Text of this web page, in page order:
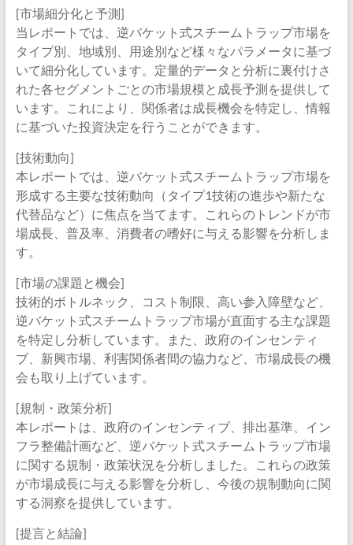
[市場細分化と予測]
当レポートでは、逆バケット式スチームトラップ市場を
タイプ別、地域別、用途別など様々なパラメータに基づ
いて細分化しています。定量的データと分析に裏付けさ
れた各セグメントごとの市場規模と成長予測を提供して
います。これにより、関係者は成長機会を特定し、情報
に基づいた投資決定を行うことができます。
[技術動向]
本レポートでは、逆バケット式スチームトラップ市場を
形成する主要な技術動向（タイプ1技術の進歩や新たな
代替品など）に焦点を当てます。これらのトレンドが市
場成長、普及率、消費者の嗜好に与える影響を分析しま
す。
[市場の課題と機会]
技術的ボトルネック、コスト制限、高い参入障壁など、
逆バケット式スチームトラップ市場が直面する主な課題
を特定し分析しています。また、政府のインセンティ
ブ、新興市場、利害関係者間の協力など、市場成長の機
会も取り上げています。
[規制・政策分析]
本レポートは、政府のインセンティブ、排出基準、イン
フラ整備計画など、逆バケット式スチームトラップ市場
に関する規制・政策状況を分析しました。これらの政策
が市場成長に与える影響を分析し、今後の規制動向に関
する洞察を提供しています。
[提言と結論]